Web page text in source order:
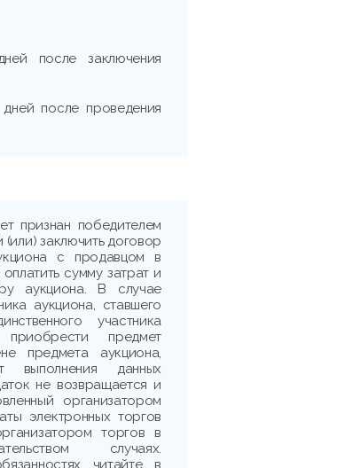
после заключения
после проведения
признан победителем
(или) заключить договор
с продавцом в
сумму затрат и
аукциона. В случае
аукциона, ставшего
участника
приобрести предмет
предмета аукциона,
данных
не возвращается и
организатором
электронных торгов
торгов в
случаях.
читайте в